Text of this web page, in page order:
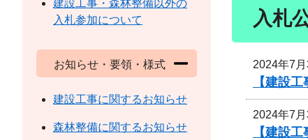
入札
2024年7
【建設
2024年7
【建設
建設工事・森林整備以外の
入札参加について
お知らせ・要領・様式
建設工事に関するお知らせ
森林整備に関するお知らせ